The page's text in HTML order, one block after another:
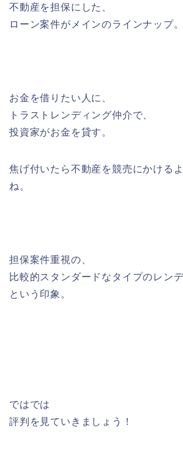
不動産を担保にした、
ローン案件がメインのラインナップ。
お金を借りたい人に、
トラストレンディング仲介で、
投資家がお金を貸す。
焦げ付いたら不動産を競売にかける
ね。
担保案件重視の、
比較的スタンダードなタイプのレン
という印象。
ではでは
評判を見ていきましょう！